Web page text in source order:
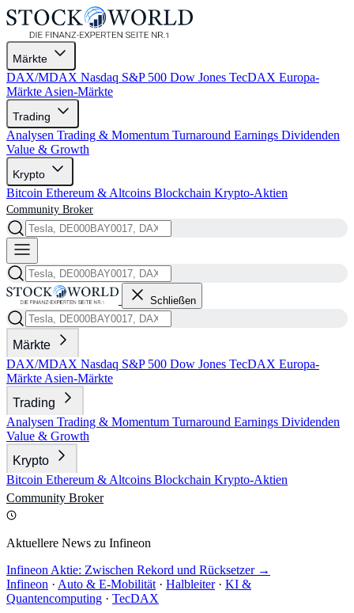
Märkte
DAX/MDAX Nasdaq S&P 500 Dow Jones TecDAX Europa-
Märkte Asien-Märkte
Trading
Analysen Trading & Momentum Turnaround Earnings Dividenden
Value & Growth
Krypto
Bitcoin Ethereum & Altcoins Blockchain Krypto-Aktien
Community Broker
Schließen
Märkte
DAX/MDAX Nasdaq S&P 500 Dow Jones TecDAX Europa-
Märkte Asien-Märkte
Trading
Analysen Trading & Momentum Turnaround Earnings Dividenden
Value & Growth
Krypto
Bitcoin Ethereum & Altcoins Blockchain Krypto-Aktien
Community Broker
Aktuellere News zu Infineon
Infineon Aktie: Zwischen Rekord und Rücksetzer →
Infineon · Auto & E-Mobilität · Halbleiter · KI &
Quantencomputing · TecDAX